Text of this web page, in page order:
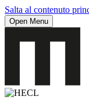
Salta al contenuto
Open Menu